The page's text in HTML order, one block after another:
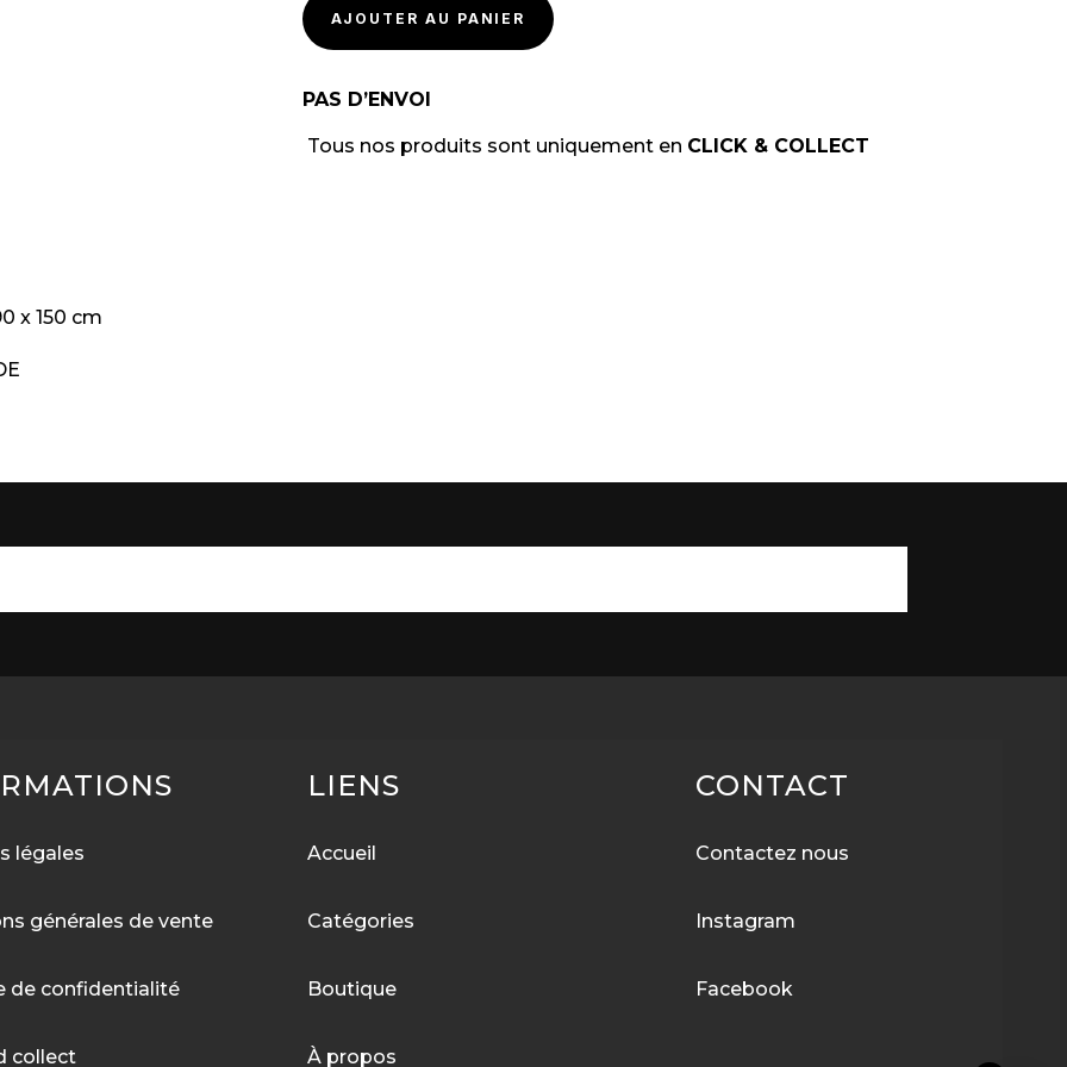
AJOUTER AU PANIER
PAS D’ENVOI
Tous nos produits sont uniquement en CLICK & COLLECT
x 150 cm
légales
générales de vente
de confidentialité
collect
LIENS
Accueil
Catégories
Boutique
Àpropos
CONTACT
Contactez nous
Instagram
Facebook